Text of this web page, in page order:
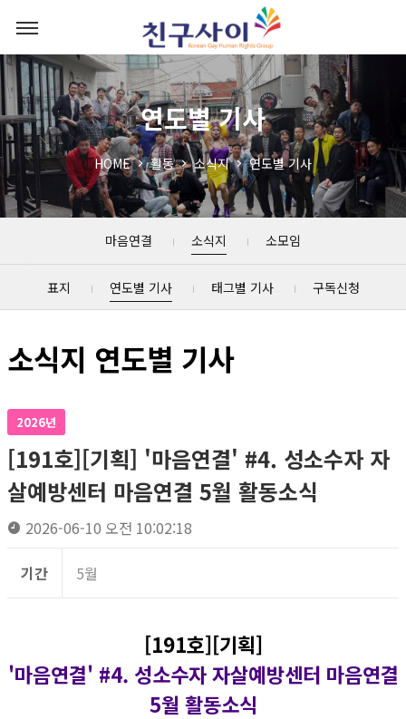
연도별 기사
HOME 활동 소식지 연도별 기사
마음연결 소식지 소모임
표지 연도별 기사 태그별 기사 구독신청
소식지 연도별 기사
2026년
[191호][기획] '마음연결' #4. 성소수자 자
살예방센터 마음연결 5월 활동소식
2026-06-10 오전 10:02:18
기간 5월
[191호][기획]
'마음연결' #4. 성소수자 자살예방센터 마음연결
5월 활동소식